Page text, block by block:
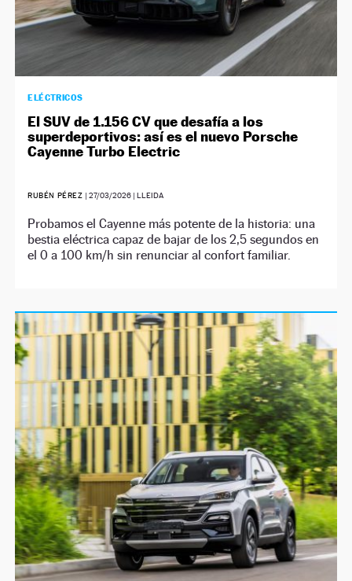
ELÉCTRICOS
El SUV de 1.156 CV que desafía a los
superdeportivos: así es el nuevo Porsche
Cayenne Turbo Electric
RUBÉN PÉREZ |27/03/2026 | LLEIDA
Probamos el Cayenne más potente de la historia: una
bestia eléctrica capaz de bajar de los 2,5 segundos en
el 0 a 100 km/h sin renunciar al confort familiar.